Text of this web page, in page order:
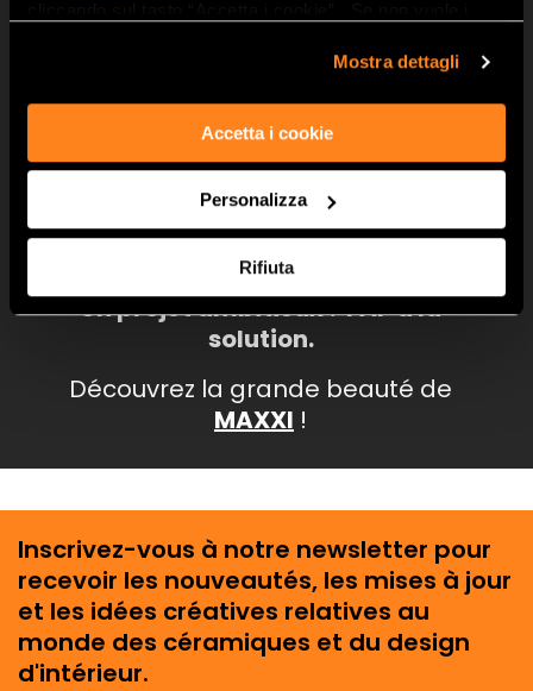
Mostra dettagli
Accetta i cookie
Personalizza
Rifiuta
Il est inaltérable à l’exposition du
soleil, au gel et au feu.
Il garantit une imperméabilité
maximale, il n’absorbe pas et ne se
tache pas non plus. Ainsi, sa beauté
et sa couleur restent inaltérées au
Un projet ambitieux ? FAP a la
solution.
Découvrez la grande beauté de
MAXXI !
Inscrivez-vous à notre newsletter pour
recevoir les nouveautés, les mises à jour
et les idées créatives relatives au
monde des céramiques et du design
d'intérieur.